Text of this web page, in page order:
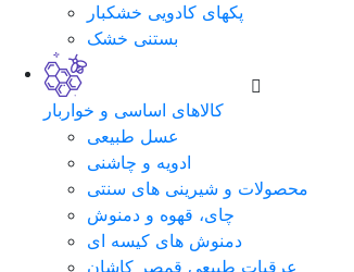
پکهای کادویی خشکبار
بستنی خشک
کالاهای اساسی و خواربار
عسل طبیعی
ادویه و چاشنی
محصولات و شیرینی های سنتی
چای، قهوه و دمنوش
دمنوش های کیسه ای
عرقیات طبیعی قمصر کاشان